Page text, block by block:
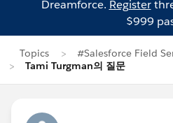
Dreamforce. Register
$999
Topics
#Salesforce Field
Tami Turgman의 질문